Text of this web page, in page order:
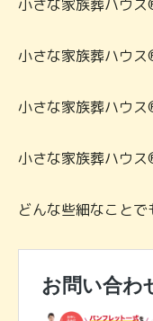
小さな家族葬ハウ
小さな家族葬ハウ
小さな家族葬ハウ
小さな家族葬ハウ
どんな些細なことで